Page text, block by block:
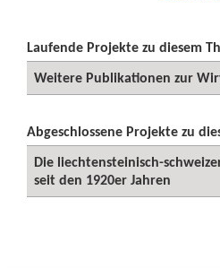
Laufende Projekte zu diesem
Weitere Publikationen zur
Abgeschlossene Projekte zu
Die liechtensteinisch-
seit den 1920er Jahren